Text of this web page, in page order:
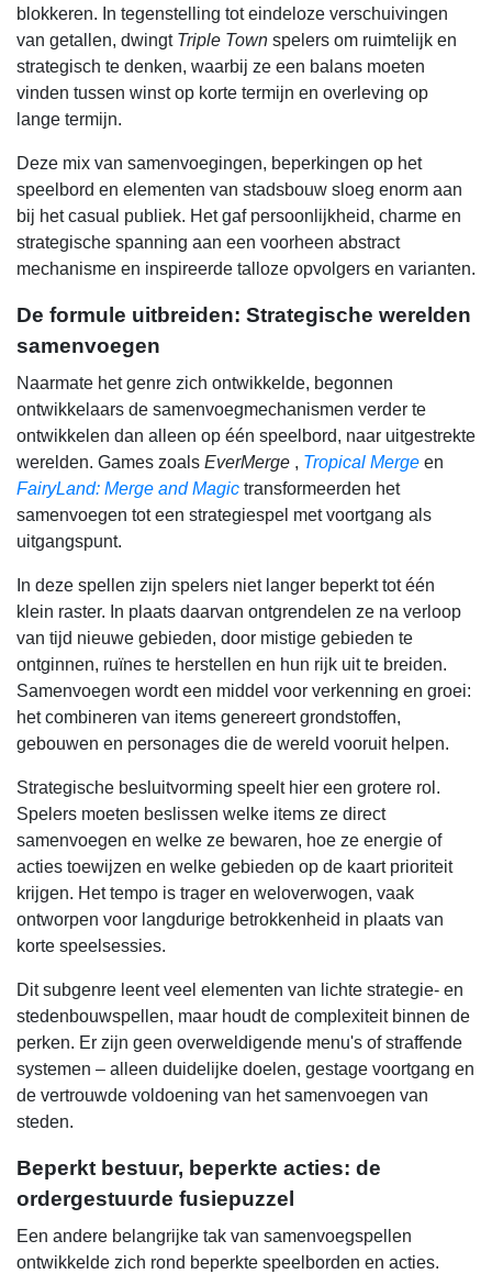
blokkeren. In tegenstelling tot eindeloze verschuivingen
van getallen, dwingt Triple Town spelers om ruimtelijk en
strategisch te denken, waarbij ze een balans moeten
vinden tussen winst op korte termijn en overleving op
lange termijn.
Deze mix van samenvoegingen, beperkingen op het
speelbord en elementen van stadsbouw sloeg enorm aan
bij het casual publiek. Het gaf persoonlijkheid, charme en
strategische spanning aan een voorheen abstract
mechanisme en inspireerde talloze opvolgers en varianten.
De formule uitbreiden: Strategische werelden
samenvoegen
Naarmate het genre zich ontwikkelde, begonnen
ontwikkelaars de samenvoegmechanismen verder te
ontwikkelen dan alleen op één speelbord, naar uitgestrekte
werelden. Games zoals EverMerge , Tropical Merge en
FairyLand: Merge and Magic transformeerden het
samenvoegen tot een strategiespel met voortgang als
uitgangspunt.
In deze spellen zijn spelers niet langer beperkt tot één
klein raster. In plaats daarvan ontgrendelen ze na verloop
van tijd nieuwe gebieden, door mistige gebieden te
ontginnen, ruïnes te herstellen en hun rijk uit te breiden.
Samenvoegen wordt een middel voor verkenning en groei:
het combineren van items genereert grondstoffen,
gebouwen en personages die de wereld vooruit helpen.
Strategische besluitvorming speelt hier een grotere rol.
Spelers moeten beslissen welke items ze direct
samenvoegen en welke ze bewaren, hoe ze energie of
acties toewijzen en welke gebieden op de kaart prioriteit
krijgen. Het tempo is trager en weloverwogen, vaak
ontworpen voor langdurige betrokkenheid in plaats van
korte speelsessies.
Dit subgenre leent veel elementen van lichte strategie- en
stedenbouwspellen, maar houdt de complexiteit binnen de
perken. Er zijn geen overweldigende menu's of straffende
systemen – alleen duidelijke doelen, gestage voortgang en
de vertrouwde voldoening van het samenvoegen van
steden.
Beperkt bestuur, beperkte acties: de
ordergestuurde fusiepuzzel
Een andere belangrijke tak van samenvoegspellen
ontwikkelde zich rond beperkte speelborden en acties.